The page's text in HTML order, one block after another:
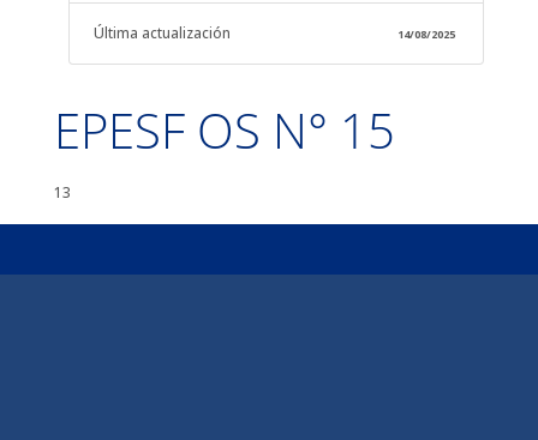
Última actualización 14/08/2025
EPESF OS N° 15
13